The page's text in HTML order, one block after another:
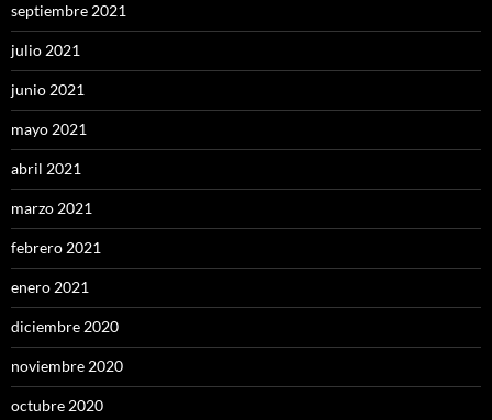
septiembre 2021
julio 2021
junio 2021
mayo 2021
abril 2021
marzo 2021
febrero 2021
enero 2021
diciembre 2020
noviembre 2020
octubre 2020